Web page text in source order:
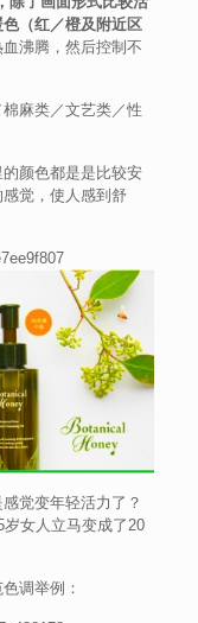
（红／橙及附近区
血沸腾，然后控制不
棉麻类／文艺类／性
颜色都是是比较安
觉，使人感到舒
觉变年轻活力了？
女人立马变成了20
调举例：